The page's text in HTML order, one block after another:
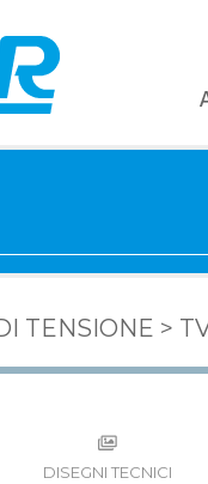
TENSIONE >
DISEGNI TECNICI